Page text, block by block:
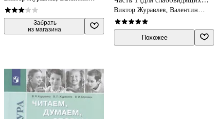
Коровин, Вера Коровина
Забрать
из магазина
обучающихся). ФГОС 2021
Виктор Журавлев, Валентин
Коровин, Вера Коровина
Похожее